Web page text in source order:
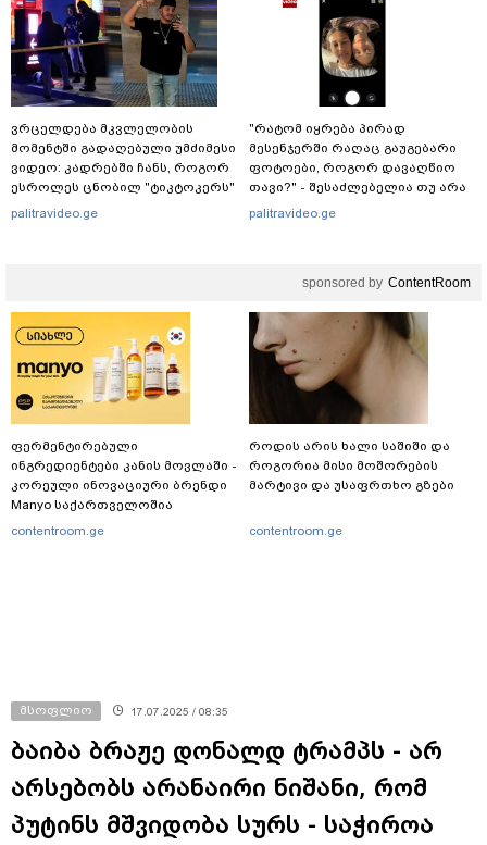
ვრცელდება მკვლელობის
მომენტში გადაღებული უმძიმესი
ვიდეო: კადრებში ჩანს, როგორ
ესროლეს ცნობილ "ტიკტოკერს"
ლაივის დროს - რას ამბობს
palitravideo.ge
"რატომ იყრება პირად
მესენჯერში რაღაც გაუგებარი
ფოტოები, როგორ დავაღწიო
თავი?" - შესაძლებელია თუ არა
ამ ფუნქციის წაშლა?
palitravideo.ge
sponsored by ContentRoom
ფერმენტირებული
ინგრედიენტები კანის მოვლაში -
კორეული ინოვაციური ბრენდი
Manyo საქართველოშია
contentroom.ge
როდის არის ხალი საშიში და
როგორია მისი მოშორების
მარტივი და უსაფრთხო გზები
contentroom.ge
მსოფლიო 17.07.2025 / 08:35
ბაიბა ბრაჟე დონალდ ტრამპს - არ
არსებობს არანაირი ნიშანი, რომ
პუტინს მშვიდობა სურს - საჭიროა